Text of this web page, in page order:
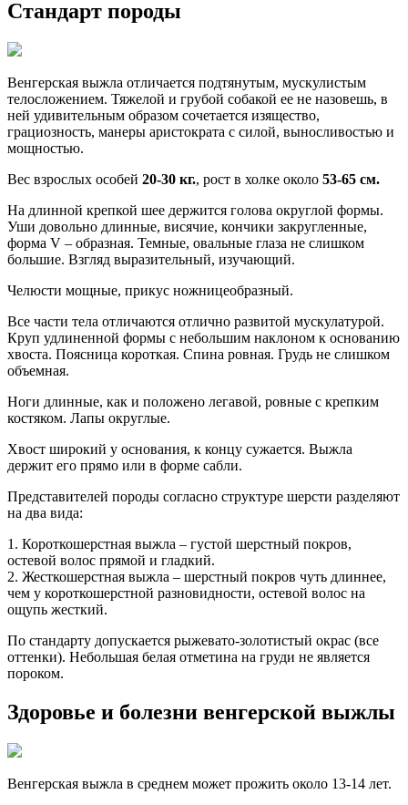
Стандарт породы
Венгерская выжла отличается подтянутым, мускулистым
телосложением. Тяжелой и грубой собакой ее не назовешь, в
ней удивительным образом сочетается изящество,
грациозность, манеры аристократа с силой, выносливостью и
мощностью.
Вес взрослых особей 20-30 кг., рост в холке около 53-65 см.
На длинной крепкой шее держится голова округлой формы.
Уши довольно длинные, висячие, кончики закругленные,
форма V – образная. Темные, овальные глаза не слишком
большие. Взгляд выразительный, изучающий.
Челюсти мощные, прикус ножницеобразный.
Все части тела отличаются отлично развитой мускулатурой.
Круп удлиненной формы с небольшим наклоном к основанию
хвоста. Поясница короткая. Спина ровная. Грудь не слишком
объемная.
Ноги длинные, как и положено легавой, ровные с крепким
костяком. Лапы округлые.
Хвост широкий у основания, к концу сужается. Выжла
держит его прямо или в форме сабли.
Представителей породы согласно структуре шерсти разделяют
на два вида:
1. Короткошерстная выжла – густой шерстный покров,
остевой волос прямой и гладкий.
2. Жесткошерстная выжла – шерстный покров чуть длиннее,
чем у короткошерстной разновидности, остевой волос на
ощупь жесткий.
По стандарту допускается рыжевато-золотистый окрас (все
оттенки). Небольшая белая отметина на груди не является
пороком.
Здоровье и болезни венгерской выжлы
Венгерская выжла в среднем может прожить около 13-14 лет.